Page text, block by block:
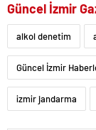
Güncel İzmir
alkol denetim
Güncel İzmir
izmir jandarma